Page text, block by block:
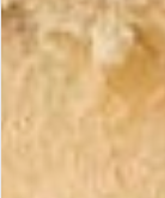
Chez Maria